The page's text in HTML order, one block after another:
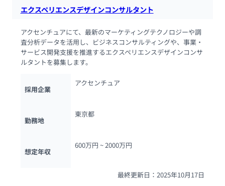
エクスペリエンスデザインコンサルタント
アクセンチュアにて、最新のマーケティングテクノロジーや調
査分析データを活用し、ビジネスコンサルティングや、事業・
サービス開発支援を推進するエクスペリエンスデザインコンサ
ルタントを募集します。
採用企業
アクセンチュア
勤務地
東京都
想定年収
600万円 ~ 2000万円
最終更新日：2025年10月17日